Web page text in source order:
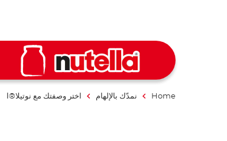
Home نمدّك بالإلهام اختر وصفتك مع نوتيلا®ا